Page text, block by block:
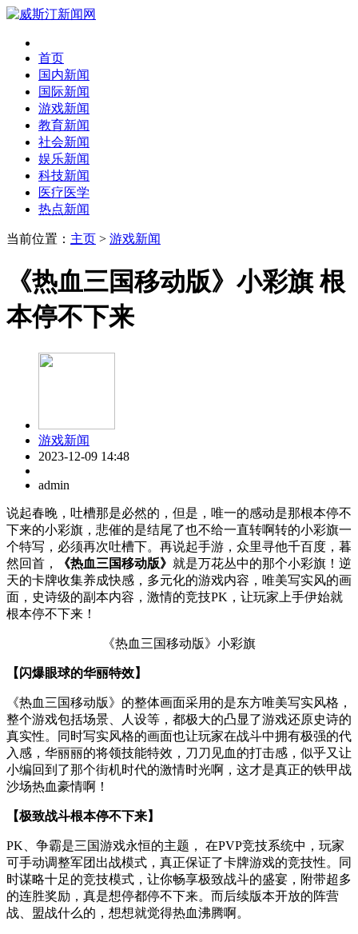
首页
国内新闻
国际新闻
游戏新闻
教育新闻
社会新闻
娱乐新闻
科技新闻
医疗医学
热点新闻
当前位置： 主页 > 游戏新闻
《热血三国移动版》小彩旗 根
本停不下来
游戏新闻
2023-12-09 14:48
admin
说起春晚，吐槽那是必然的，但是，唯一的感动是那根本停不
下来的小彩旗，悲催的是结尾了也不给一直转啊转的小彩旗一
个特写，必须再次吐槽下。再说起手游，众里寻他千百度，暮
然回首，
《热血三国移动版》 就是万花丛中的那个小彩旗！逆
天的卡牌收集养成快感，多元化的游戏内容，唯美写实风的画
面，史诗级的副本内容，激情的竞技PK，让玩家上手伊始就
根本停不下来！
《热血三国移动版》小彩旗
【闪爆眼球的华丽特效】
《热血三国移动版》的整体画面采用的是东方唯美写实风格，
整个游戏包括场景、人设等，都极大的凸显了游戏还原史诗的
真实性。同时写实风格的画面也让玩家在战斗中拥有极强的代
入感，华丽丽的将领技能特效，刀刀见血的打击感，似乎又让
小编回到了那个街机时代的激情时光啊，这才是真正的铁甲战
沙场热血豪情啊！
【极致战斗根本停不下来】
PK、争霸是三国游戏永恒的主题， 在PVP竞技系统中，玩家
可手动调整军团出战模式，真正保证了卡牌游戏的竞技性。同
时谋略十足的竞技模式，让你畅享极致战斗的盛宴，附带超多
的连胜奖励，真是想停都停不下来。而后续版本开放的阵营
战、盟战什么的，想想就觉得热血沸腾啊。